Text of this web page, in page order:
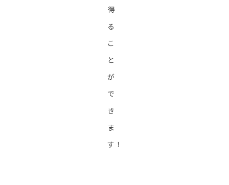
得
る
こ
と
が
で
き
ま
す！